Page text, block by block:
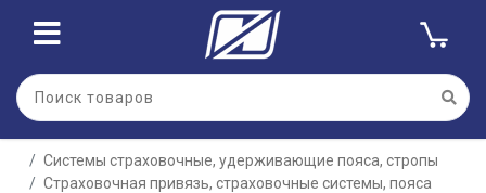
Системы страховочные, удерживающие пояса, стропы
Страховочная привязь, страховочные системы, пояса
Для клиентов всех банков
Разбейте